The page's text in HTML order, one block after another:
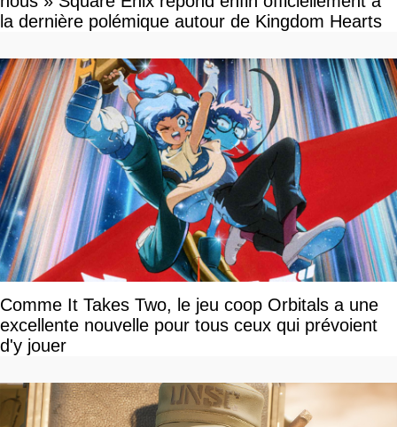
la dernière polémique autour de Kingdom Hearts
Comme It Takes Two, le jeu coop Orbitals a une
excellente nouvelle pour tous ceux qui prévoient
d'y jouer